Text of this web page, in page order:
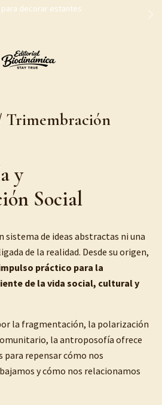
para decorar estantes
y
Social
sistema de ideas abstractas ni una
de la realidad. Desde su origen,
práctico para la
de la vida social, cultural y
la fragmentación, la polarización
la antroposofía ofrece
repensar cómo nos
y cómo nos relacionamos